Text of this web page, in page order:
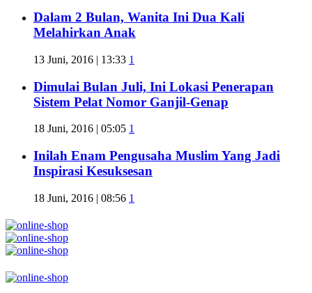
Dalam 2 Bulan, Wanita Ini Dua Kali
Melahirkan Anak
13 Juni, 2016 | 13:33 1
Dimulai Bulan Juli, Ini Lokasi Penerapan
Sistem Pelat Nomor Ganjil-Genap
18 Juni, 2016 | 05:05 1
Inilah Enam Pengusaha Muslim Yang Jadi
Inspirasi Kesuksesan
18 Juni, 2016 | 08:56 1